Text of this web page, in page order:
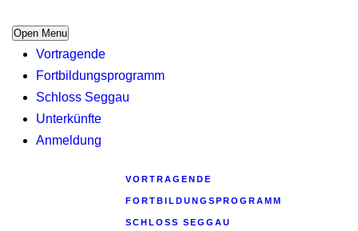
Open Menu
Vortragende
Fortbildungsprogramm
Schloss Seggau
Unterkünfte
Anmeldung
VORTRAGENDE
FORTBILDUNGSPROGRAMM
SCHLOSS SEGGAU